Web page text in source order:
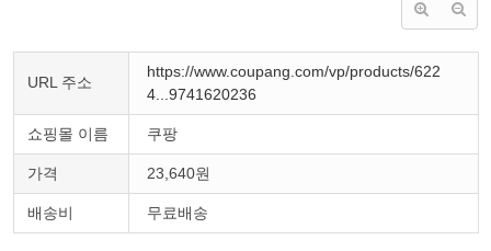
URL 주소
https://www.coupang.com/vp/products/622
4...9741620236
쇼핑몰 이름 쿠팡
가격 23,640원
배송비 무료배송